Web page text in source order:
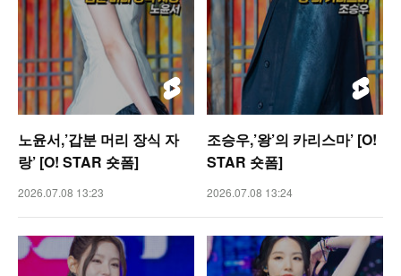
노윤서,’갑분 머리 장식 자
랑’ [O! STAR 숏폼]
2026.07.08 13:23
조승우,’왕’의 카리스마’ [O!
STAR 숏폼]
2026.07.08 13:24